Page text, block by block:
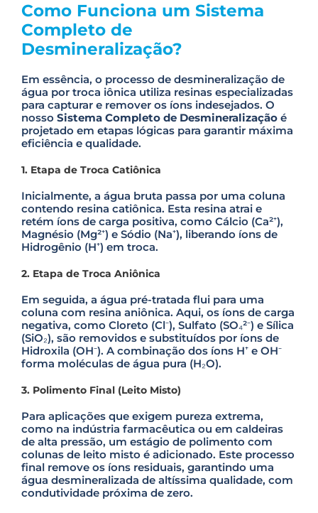
Como Funciona um Sistema
Completo de
Desmineralização?
Em essência, o processo de desmineralização de
água por troca iônica utiliza resinas especializadas
para capturar e remover os íons indesejados. O
nosso Sistema Completo de Desmineralização é
projetado em etapas lógicas para garantir máxima
eficiência e qualidade.
1. Etapa de Troca Catiônica
Inicialmente, a água bruta passa por uma coluna
contendo resina catiônica. Esta resina atrai e
retém íons de carga positiva, como Cálcio (Ca²⁺),
Magnésio (Mg²⁺) e Sódio (Na⁺), liberando íons de
Hidrogênio (H⁺) em troca.
2. Etapa de Troca Aniônica
Em seguida, a água pré-tratada flui para uma
coluna com resina aniônica. Aqui, os íons de carga
negativa, como Cloreto (Cl⁻), Sulfato (SO₄²⁻) e Sílica
(SiO₂), são removidos e substituídos por íons de
Hidroxila (OH⁻). A combinação dos íons H⁺ e OH⁻
forma moléculas de água pura (H₂O).
3. Polimento Final (Leito Misto)
Para aplicações que exigem pureza extrema,
como na indústria farmacêutica ou em caldeiras
de alta pressão, um estágio de polimento com
colunas de leito misto é adicionado. Este processo
final remove os íons residuais, garantindo uma
água desmineralizada de altíssima qualidade, com
condutividade próxima de zero.